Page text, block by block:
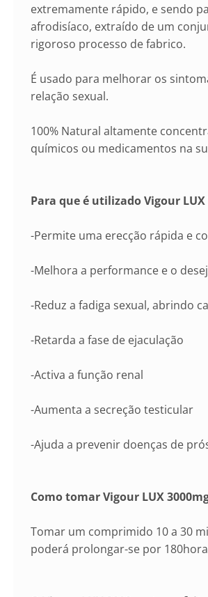
extremamente rápido, e sendo
afrodisíaco, extraído de um
rigoroso processo de fabrico.
É usado para melhorar os
relação sexual.
100% Natural altamente
químicos ou medicamentos na
Para que é utilizado Vigour LUX
-Permite uma erecção rápida e
-Melhora a performance e o
-Reduz a fadiga sexual, abrindo
-Retarda a fase de ejaculação
-Activa a função renal
-Aumenta a secreção testicular
-Ajuda a prevenir doenças de
Como tomar Vigour LUX
Tomar um comprimido 10 a 30
poderá prolongar-se por